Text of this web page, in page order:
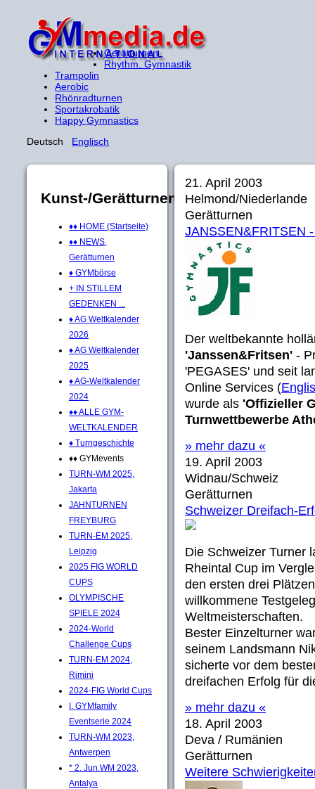
Gerätturnen
Rhythm. Gymnastik
Trampolin
Aerobic
Rhönradturnen
Sportakrobatik
Happy Gymnastics
Deutsch Englisch
Kunst-/Gerätturnen
♦♦ HOME (Startseite)
♦♦ NEWS,
Gerätturnen
♦ GYMbörse
+ IN STILLEM
GEDENKEN ...
♦ AG Weltkalender
2026
♦ AG Weltkalender
2025
♦ AG-Weltkalender
2024
♦♦ ALLE GYM-
WELTKALENDER
♦ Turngeschichte
♦♦ GYMevents
TURN-WM 2025,
Jakarta
JAHNTURNEN
FREYBURG
TURN-EM 2025,
Leipzig
2025 FIG WORLD
CUPS
OLYMPISCHE
SPIELE 2024
2024-World
Challenge Cups
TURN-EM 2024,
Rimini
2024-FIG World Cups
I. GYMfamily
Eventserie 2024
TURN-WM 2023,
Antwerpen
* 2. Jun.WM 2023,
Antalya
21. April 2003
Helmond/Niederlande
Gerätturnen
JANSSEN&FRITSEN
Der weltbekannte
'Janssen&Fritsen' -
'PEGASES' und seit
Online Services (
wurde als 'Offizieller
Turnwettbewerbe
» mehr dazu «
19. April 2003
Widnau/Schweiz
Gerätturnen
Schweizer Dreifach-
Die Schweizer Turner
Rheintal Cup im
den ersten drei
willkommene
Weltmeisterschaften.
Bester Einzelturner
seinem Landsmann
sicherte vor dem
dreifachen Erfolg für
» mehr dazu «
18. April 2003
Deva / Rumänien
Gerätturnen
Weitere